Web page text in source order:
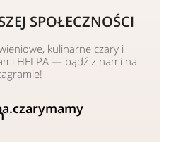
SPOŁECZNOŚCI
kulinarne czary i
HELPA — bądź z nami na